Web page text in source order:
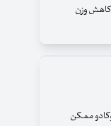
کاهش وزن
ممکن